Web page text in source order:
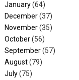
January(64)
December(37)
November(35)
October(56)
September(57)
August(79)
July(75)